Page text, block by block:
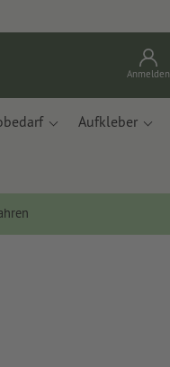
Anmelden
Aufkleber